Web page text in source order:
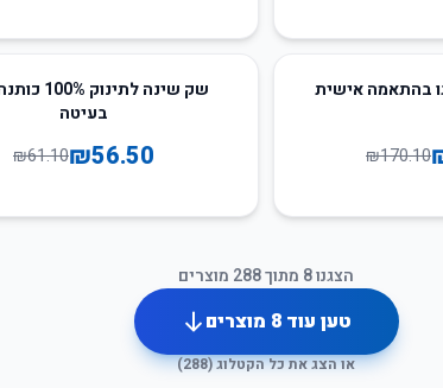
בהתאמה אישית
₪170.10
שק שינה
בעיטה
₪56.50
₪61.10
הצגנו8 מתוך288 מוצרים
טען עוד8 מוצרים
או הצג את כל הקטלוג (288
)